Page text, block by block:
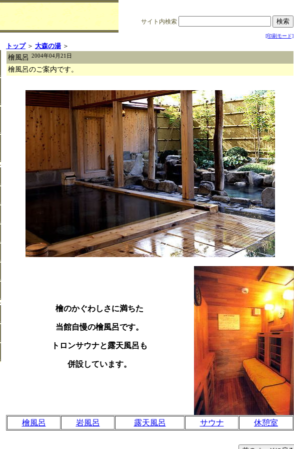
サイト内検索
[印刷モード]
トップ ＞ 大森の湯 ＞
檜風呂 2004年04月21日
檜風呂のご案内です。
檜のかぐわしさに満ちた
当館自慢の檜風呂です。
トロンサウナと露天風呂も
併設しています。
檜風呂 岩風呂 露天風呂 サウナ 休憩室